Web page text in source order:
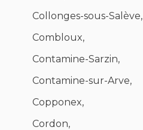
Collonges-sous-Salève,
Combloux,
Contamine-Sarzin,
Contamine-sur-Arve,
Copponex,
Cordon,